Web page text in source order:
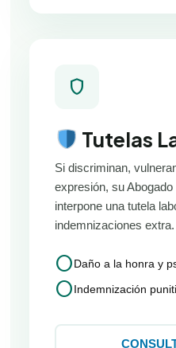
shield
Tutelas
Si discriminan,
expresión, su
interpone una tutela
indemnizaciones extra.
circleDaño a la honra y
circleIndemnización